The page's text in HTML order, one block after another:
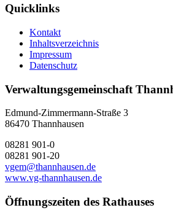
Quicklinks
Kontakt
Inhaltsverzeichnis
Impressum
Datenschutz
Verwaltungsgemeinschaft
Edmund-Zimmermann-Straße 3
86470 Thannhausen
08281 901-0
08281 901-20
vgem@thannhausen.de
www.vg-thannhausen.de
Öffnungszeiten des Rathauses